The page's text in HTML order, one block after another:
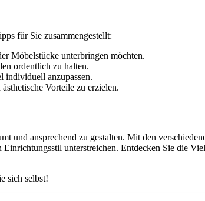
für Sie zusammengestellt:
Möbelstücke unterbringen möchten.
ordentlich zu halten.
individuell anzupassen.
Vorteile zu erzielen.
und ansprechend zu gestalten. Mit den
unterstreichen. Entdecken Sie die
sich selbst!